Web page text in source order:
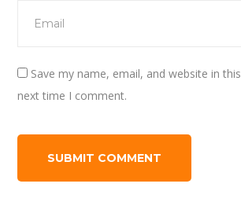
Save my name, email, and website in
next time I comment.